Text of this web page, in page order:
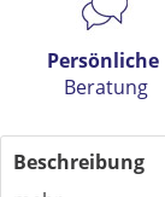
Persönliche
Beratung
Beschreibung